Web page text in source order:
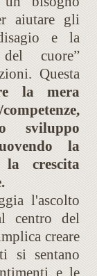
aiutare gli
e la
cuore”
Questa
la mera
sviluppo
la
la crescita
l'ascolto
centro del
creare
si sentano
e le